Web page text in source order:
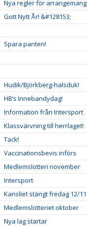
Nya regler för arrangemang
Gott Nytt År! &#128153;
Spara panten!
Hudik/Björkberg-halsduk!
HB’s Innebandydag!
Information från Intersport
Klassvärvning till herrlaget!
Tack!
Vaccinationsbevis införs
Medlemslotteri november
Intersport
Kansliet stängt fredag 12/11
Medlemslotteriet oktober
Nya lag startar